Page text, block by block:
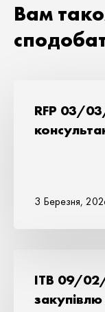
Вам
RFP 03/
3 Березня,
ITB 09/
закупівлю